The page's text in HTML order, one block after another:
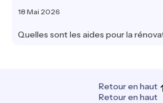
18 Mai 2026
Quelles sont les aides pour la
Retour en haut
Retour en haut